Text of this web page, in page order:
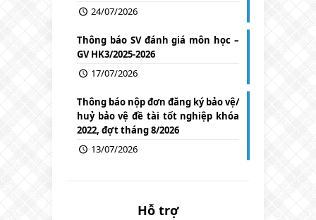
24/07/2026
Thông báo SV đánh giá môn học –
GV HK3/2025-2026
17/07/2026
Thông báo nộp đơn đăng ký bảo vệ/
huỷ bảo vệ đề tài tốt nghiệp khóa
2022, đợt tháng 8/2026
13/07/2026
Hỗ trợ